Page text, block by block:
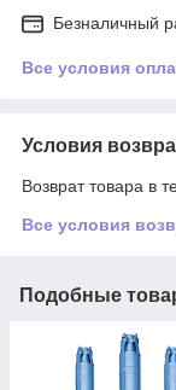
Безналичный
Все условия
Условия
Возврат товара в
Все условия
Подобные